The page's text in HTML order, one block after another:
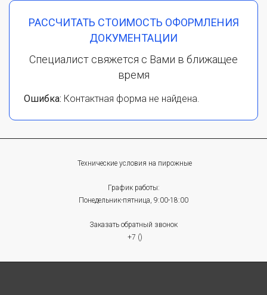
РАССЧИТАТЬ СТОИМОСТЬ ОФОРМЛЕНИЯ
ДОКУМЕНТАЦИИ
Специалист свяжется с Вами в ближащее
время
Ошибка: Контактная форма не найдена.
Технические условия на пирожные
График работы:
Понедельник-пятница, 9:00-18:00
Заказать обратный звонок
+7 ()